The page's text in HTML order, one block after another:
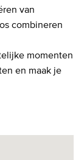
van
combineren
momenten
en maak je